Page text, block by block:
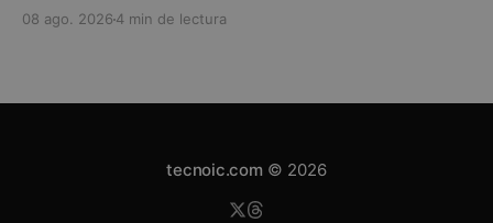
equilibrio está empezando a cambiar. Los modelos
08 ago. 2026 4 min de lectura
tecnoic.com © 2026